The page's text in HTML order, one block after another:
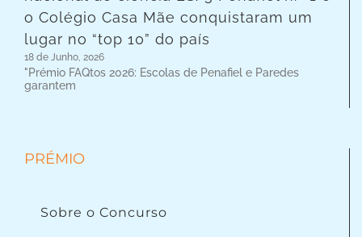
o Colégio Casa Mãe conquistaram um
lugar no “top 10” do país
18 de Junho, 2026
"Prémio FAQtos 2026: Escolas de Penafiel e Paredes
garantem
PRÉMIO
Sobre o Concurso